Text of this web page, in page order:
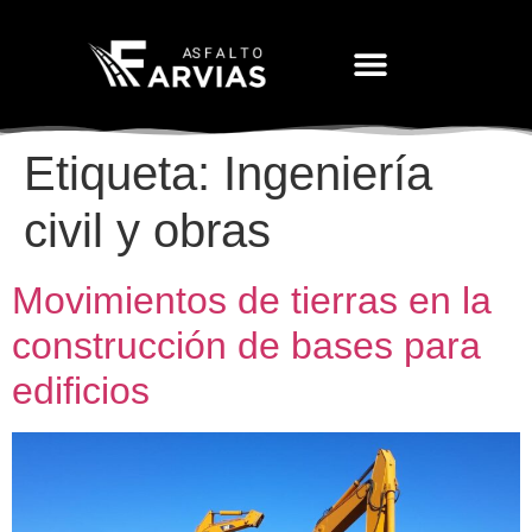
Etiqueta: Ingeniería
civil y obras
Movimientos de tierras en la
construcción de bases para
edificios